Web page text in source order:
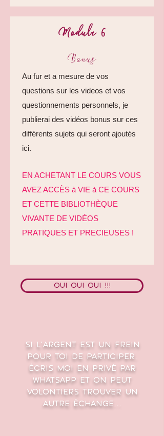
Module 6
Bonus
Au fur et a mesure de vos
questions sur les videos et vos
questionnements personnels, je
publierai des vidéos bonus sur ces
différents sujets qui seront ajoutés
ici.
EN ACHETANT LE COURS VOUS
AVEZ ACCÈS à VIE à CE COURS
ET CETTE BIBLIOTHÈQUE
VIVANTE DE VIDÉOS
PRATIQUES ET PRECIEUSES !
OUI oui oui !!!
Si l'argent est un frein
pour toi de participer,
écris moi en privé par
whatsapp et on peut
volontiers trouver un
autre échange...